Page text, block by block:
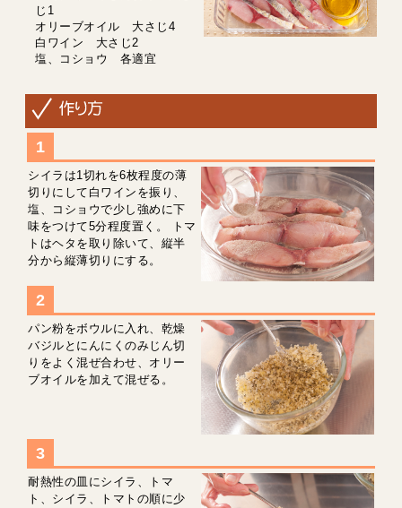
じ1
オリーブオイル 大さじ4
白ワイン 大さじ2
塩、コショウ 各適宜
シイラは1切れを6枚程度の薄
切りにして白ワインを振り、
塩、コショウで少し強めに下
味をつけて5分程度置く。 トマ
トはヘタを取り除いて、縦半
分から縦薄切りにする。
パン粉をボウルに入れ、乾燥
バジルとにんにくのみじん切
りをよく混ぜ合わせ、オリー
ブオイルを加えて混ぜる。
耐熱性の皿にシイラ、トマ
ト、シイラ、トマトの順に少